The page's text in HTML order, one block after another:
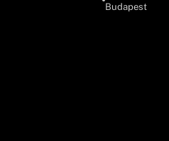
Budapest